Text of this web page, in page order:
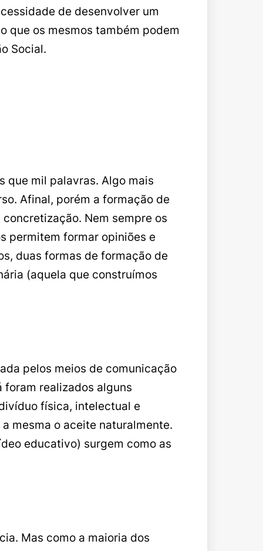
de desenvolver um
que os mesmos também podem
Social.
que mil palavras. Algo mais
Afinal, porém a formação de
Nem sempre os
permitem formar opiniões e
duas formas de formação de
(aquela que construímos
pelos meios de comunicação
realizados alguns
física, intelectual e
mesma o aceite naturalmente.
educativo) surgem como as
Mas como a maioria dos